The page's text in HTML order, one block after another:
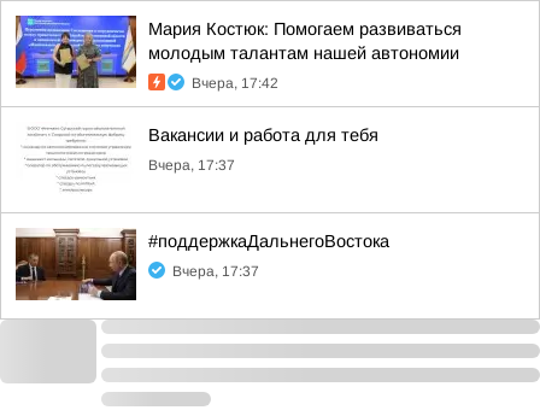
Мария Костюк: Помогаем развиваться
молодым талантам нашей автономии
Вчера, 17:42
Вакансии и работа для тебя
Вчера, 17:37
#поддержкаДальнегоВостока
Вчера, 17:37